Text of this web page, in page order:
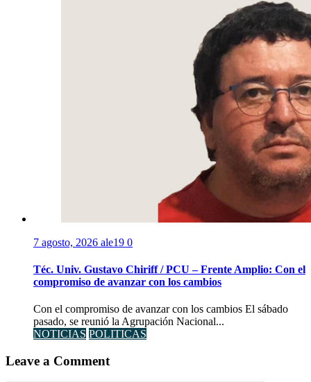
7 agosto, 2026 ale19 0
Téc. Univ. Gustavo Chiriff / PCU – Frente Amplio: Con el
compromiso de avanzar con los cambios
Con el compromiso de avanzar con los cambios El sábado
pasado, se reunió la Agrupación Nacional...
NOTICIAS POLITICAS
Leave a Comment